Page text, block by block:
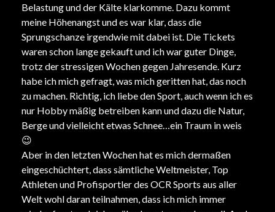
Belastung und der Kälte klarkomme. Dazu kommt
meine Höhenangst und es war klar, dass die
Sprungschanze irgendwie mit dabei ist. Die Tickets
waren schon lange gekauft und ich war guter Dinge,
trotz der stressigen Wochen gegen Jahresende. Kurz
habe ich mich gefragt, was mich geritten hat, das noch
zu machen. Richtig, ich liebe den Sport, auch wenn ich es
nur Hobby mäßig betreiben kann und dazu die Natur,
Berge und vielleicht etwas Schnee…ein Traum in weis
😉
Aber in den letzten Wochen hat es mich dermaßen
eingeschüchtert, dass sämtliche Weltmeister, Top
Athleten und Profisportler des OCR Sports aus aller
Welt wohl daran teilnahmen, dass ich mich immer